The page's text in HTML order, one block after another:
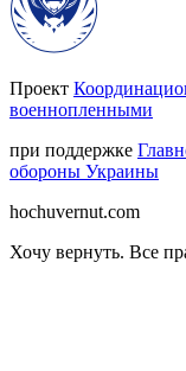
Проект
военнопленными
при поддержке
обороны Украины
hochuvernut.com
Хочу вернуть. Все